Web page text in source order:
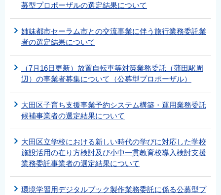
募型プロポーザルの選定結果について
姉妹都市セーラム市との交流事業に伴う旅行業務委託業
者の選定結果について
（7月16日更新）放置自転車等対策業務委託（蒲田駅周
辺）の事業者募集について（公募型プロポーザル）
大田区子育ち支援事業予約システム構築・運用業務委託
候補事業者の選定結果について
大田区立学校における新しい時代の学びに対応した学校
施設活用の在り方検討及び小中一貫教育校導入検討支援
業務委託事業者の選定結果について
環境学習用デジタルブック製作業務委託に係る公募型プ